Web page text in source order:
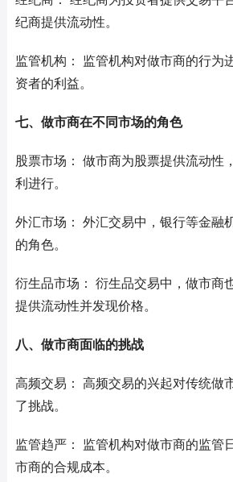
纪商提供流动性。
监管机构： 监管机构对做市商的行为
资者的利益。
七、做市商在不同市场的角色
股票市场： 做市商为股票提供流动性
利进行。
外汇市场： 外汇交易中，银行等金融
的角色。
衍生品市场： 衍生品交易中，做市商
提供流动性并发现价格。
八、做市商面临的挑战
高频交易： 高频交易的兴起对传统做
了挑战。
监管趋严： 监管机构对做市商的监管
市商的合规成本。